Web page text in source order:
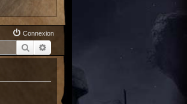
Connexion
Rechercher